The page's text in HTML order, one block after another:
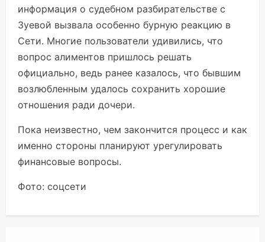
информация о судебном разбирательстве с
Зуевой вызвала особенно бурную реакцию в
Сети. Многие пользователи удивились, что
вопрос алиментов пришлось решать
официально, ведь ранее казалось, что бывшим
возлюбленным удалось сохранить хорошие
отношения ради дочери.
Пока неизвестно, чем закончится процесс и как
именно стороны планируют урегулировать
финансовые вопросы.
Фото: соцсети